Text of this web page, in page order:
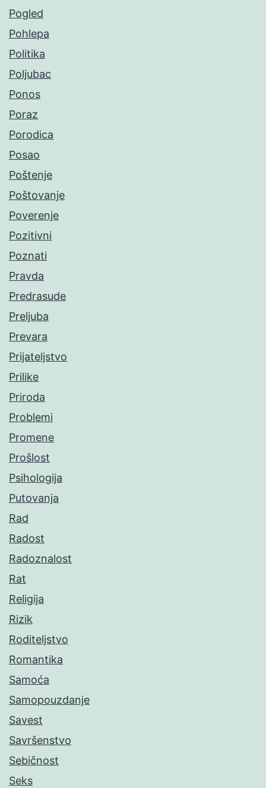
Pogled
Pohlepa
Politika
Poljubac
Ponos
Poraz
Porodica
Posao
Poštenje
Poštovanje
Poverenje
Pozitivni
Poznati
Pravda
Predrasude
Preljuba
Prevara
Prijateljstvo
Prilike
Priroda
Problemi
Promene
Prošlost
Psihologija
Putovanja
Rad
Radost
Radoznalost
Rat
Religija
Rizik
Roditeljstvo
Romantika
Samoća
Samopouzdanje
Savest
Savršenstvo
Sebičnost
Seks